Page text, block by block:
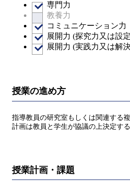
専門力
教養力
コミュニケーション力
展開力 (探究力又は設
展開力 (実践力又は解
授業の進め方
指導教員の研究室もしくは関連する
計画は教員と学生が協議の上決定する
授業計画・課題